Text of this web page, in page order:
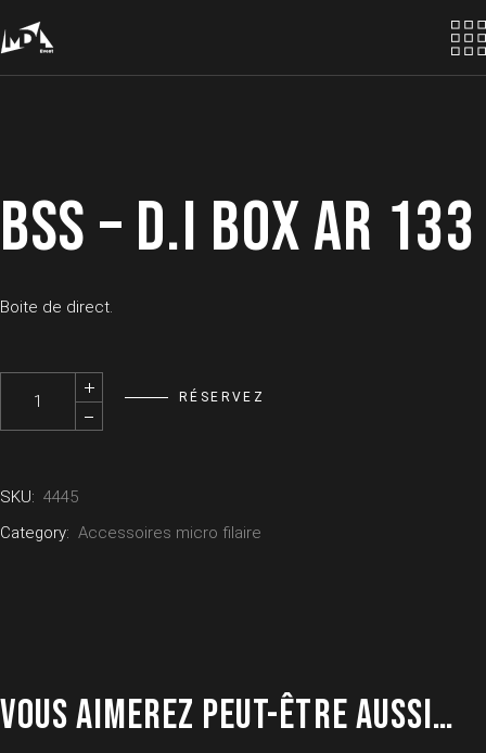
the
content
BSS – D.I BOX AR 133
Boite de direct.
BSS - D.I Box AR 133 quantity
RÉSERVEZ
SKU: 4445
Category: Accessoires micro filaire
VOUS AIMEREZ PEUT-ÊTRE AUSSI…